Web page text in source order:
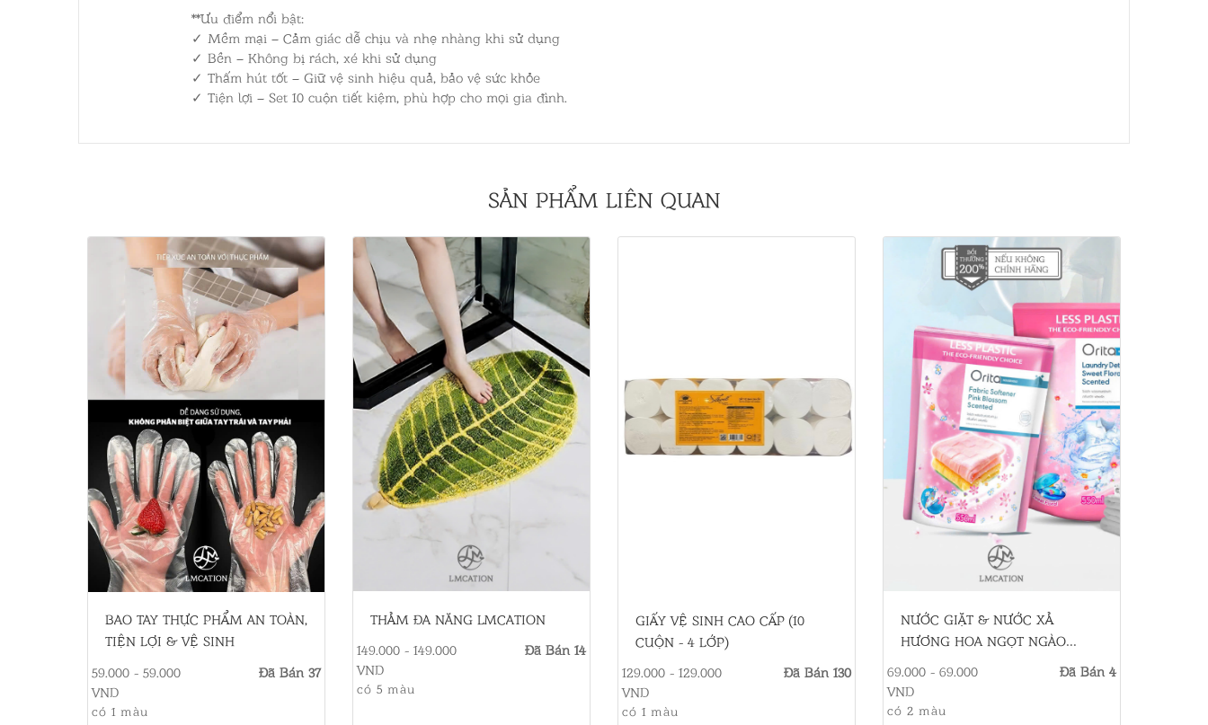
**Ưu điểm nổi bật:
✓ Mềm mại – Cảm giác dễ chịu và nhẹ nhàng khi sử dụng
✓ Bền – Không bị rách, xé khi sử dụng
✓ Thấm hút tốt – Giữ vệ sinh hiệu quả, bảo vệ sức khỏe
✓ Tiện lợi – Set 10 cuộn tiết kiệm, phù hợp cho mọi gia đình.
SẢN PHẨM LIÊN QUAN
BAO TAY THỰC PHẨM AN TOÀN,
TIỆN LỢI & VỆ SINH
59.000 - 59.000
VND
có 1 màu
Đã Bán 37
THẢM ĐA NĂNG LMCATION
149.000 - 149.000
VND
có 5 màu
Đã Bán 14
GIẤY VỆ SINH CAO CẤP (10
CUỘN - 4 LỚP)
129.000 - 129.000
VND
có 1 màu
Đã Bán 130
NƯỚC GIẶT & NƯỚC XẢ
HƯƠNG HOA NGỌT NGÀO
MÁY
69.000 - 69.000
VND
có 2 màu
Đã Bán 4